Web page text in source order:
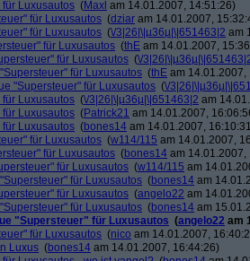
für Luxusautos (Maxl am 14.01.2007, 14:51:26)
für Luxusautos (dziar am 14.01.2007,
für Luxusautos (\/3|26|\|µ36µ|\|651463|2 am
für Luxusautos (thE am 14.01.2007,
für Luxusautos (\/
für Luxusautos (thE am 14.01.2007,
"Supersteuer" für Luxusautos (\/
für Luxusautos (\/3|26|\|µ36µ|\|651463|2 am
für Luxusautos (Patrick21 am 14.01.2007,
für Luxusautos (bones14 am 14.01.2007,
für Luxusautos (w114/115 am 14.01.2007,
für Luxusautos (bones14 am 14.01.2007,
für Luxusautos (w114/115 am
für Luxusautos (bones14 am
für Luxusautos (angelo22 am
für Luxusautos (bones14 am
"Supersteuer" für Luxusautos (angelo22 am
für Luxusautos (nico am 14.01.2007,
Luxus (bones14 am 14.01.2007, 16:44:26)